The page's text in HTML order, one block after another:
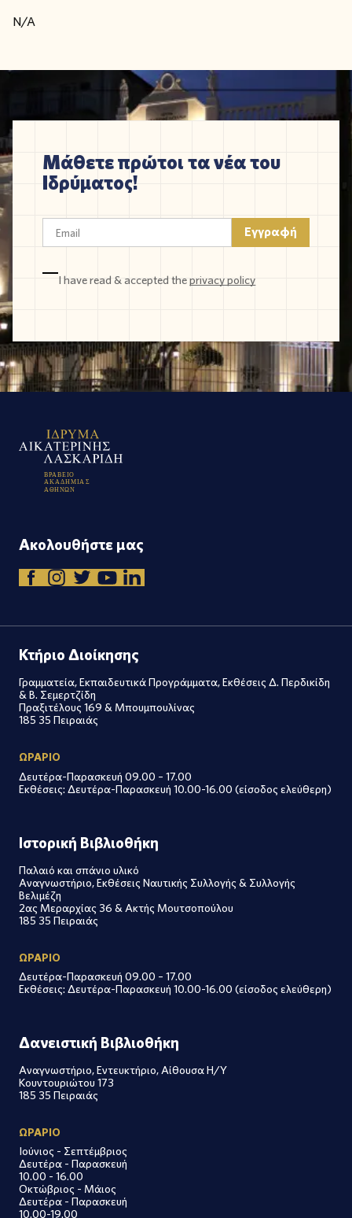
N/A
Μάθετε πρώτοι τα νέα του
Ιδρύματος!
I have read & accepted theprivacy policy
ΒΡΑΒΕΙΟ
ΑΚΑΔΗΜΙΑ Σ
Α ΘΗΝΩΝ
Ακολουθήστε μας
Κτήριο Διοίκησης
Γραμματεία, Εκπαιδευτικά Προγράμματα, Εκθέσεις Δ. Περδικίδη
& Β. Σεμερτζίδη
Πραξιτέλους 169 & Μπουμπουλίνας
185 35 Πειραιάς
ΩΡΑΡΙΟ
Δευτέρα-Παρασκευή 09.00 – 17.00
Εκθέσεις: Δευτέρα-Παρασκευή 10.00-16.00 (είσοδος ελεύθερη)
Ιστορική Βιβλιοθήκη
Παλαιό και σπάνιο υλικό
Αναγνωστήριο, Εκθέσεις Ναυτικής Συλλογής & Συλλογής
Βελιμέζη
2ας Μεραρχίας 36 & Ακτής Μουτσοπούλου
185 35 Πειραιάς
ΩΡΑΡΙΟ
Δευτέρα-Παρασκευή 09.00 – 17.00
Εκθέσεις: Δευτέρα-Παρασκευή 10.00-16.00 (είσοδος ελεύθερη)
Δανειστική Βιβλιοθήκη
Αναγνωστήριο, Εντευκτήριο, Αίθουσα Η/Υ
Κουντουριώτου 173
185 35 Πειραιάς
ΩΡΑΡΙΟ
Ιούνιος - Σεπτέμβριος
Δευτέρα - Παρασκευή
10.00 - 16.00
Οκτώβριος - Μάιος
Δευτέρα - Παρασκευή
10.00-19.00